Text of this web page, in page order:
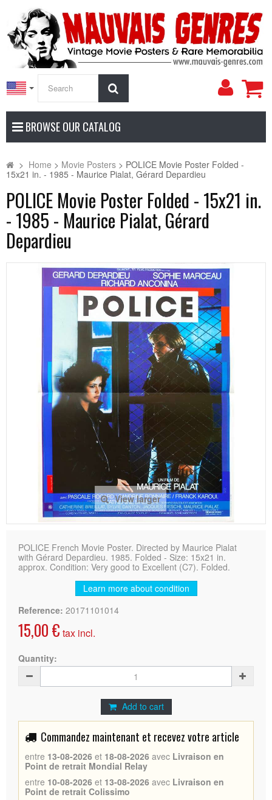
My
BROWSE OUR CATALOG
> Home > Movie Posters > POLICE Movie Poster Folded -
15x21 in. - 1985 - Maurice Pialat, Gérard Depardieu
POLICE Movie Poster Folded - 15x21 in.
- 1985 - Maurice Pialat, Gérard
Depardieu
View larger
POLICE French Movie Poster. Directed by Maurice Pialat
with Gérard Depardieu. 1985. Folded - Size: 15x21 in.
approx. Condition: Very good to Excellent (C7). Folded.
Learn more about condition
Reference: 20171101014
15,00 € tax incl.
Quantity:
Add to cart
Commandez maintenant et recevez votre article
entre 13-08-2026 et 18-08-2026 avec Livraison en
Point de retrait Mondial Relay
entre 10-08-2026 et 13-08-2026 avec Livraison en
Point de retrait Colissimo